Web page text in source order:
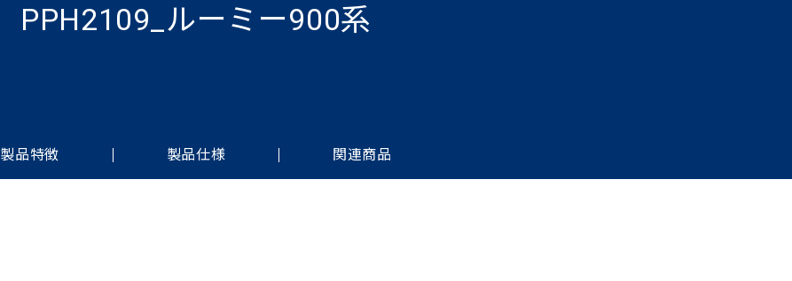
PPH2109_ルーミー900系
製品特徴 製品仕様 関連商品